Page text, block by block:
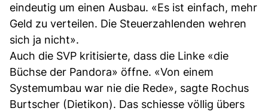
eindeutig um einen Ausbau. «Es ist einfach, mehr
Geld zu verteilen. Die Steuerzahlenden wehren
sich ja nicht».
Auch die SVP kritisierte, dass die Linke «die
Büchse der Pandora» öffne. «Von einem
Systemumbau war nie die Rede», sagte Rochus
Burtscher (Dietikon). Das schiesse völlig übers